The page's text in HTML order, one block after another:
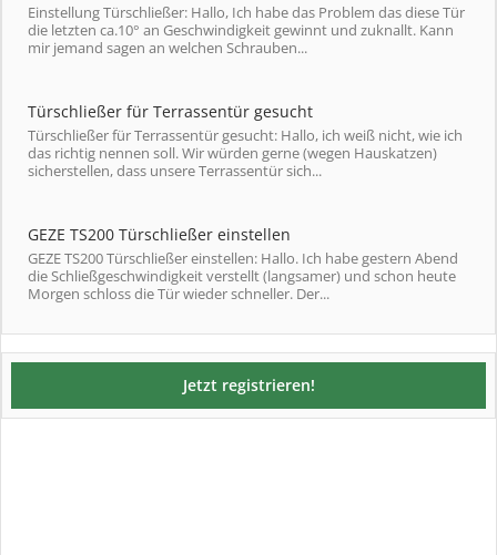
Einstellung Türschließer: Hallo, Ich habe das Problem das diese Tür
die letzten ca.10° an Geschwindigkeit gewinnt und zuknallt. Kann
mir jemand sagen an welchen Schrauben...
Türschließer für Terrassentür gesucht
Türschließer für Terrassentür gesucht: Hallo, ich weiß nicht, wie ich
das richtig nennen soll. Wir würden gerne (wegen Hauskatzen)
sicherstellen, dass unsere Terrassentür sich...
GEZE TS200 Türschließer einstellen
GEZE TS200 Türschließer einstellen: Hallo. Ich habe gestern Abend
die Schließgeschwindigkeit verstellt (langsamer) und schon heute
Morgen schloss die Tür wieder schneller. Der...
Jetzt registrieren!